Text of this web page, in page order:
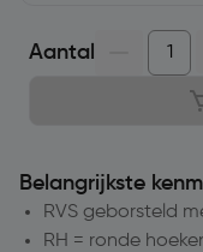
Aantal
Belangrijkste
RVS geborsteld
RH = ronde